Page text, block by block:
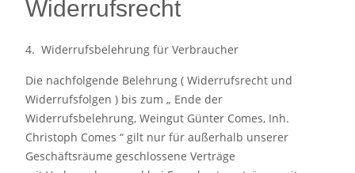
Widerrufsrecht
4. Widerrufsbelehrung für Verbraucher
Die nachfolgende Belehrung ( Widerrufsrecht und
Widerrufsfolgen ) bis zum „ Ende der
Widerrufsbelehrung, Weingut Günter Comes, Inh.
Christoph Comes “ gilt nur für außerhalb unserer
Geschäftsräume geschlossene Verträge